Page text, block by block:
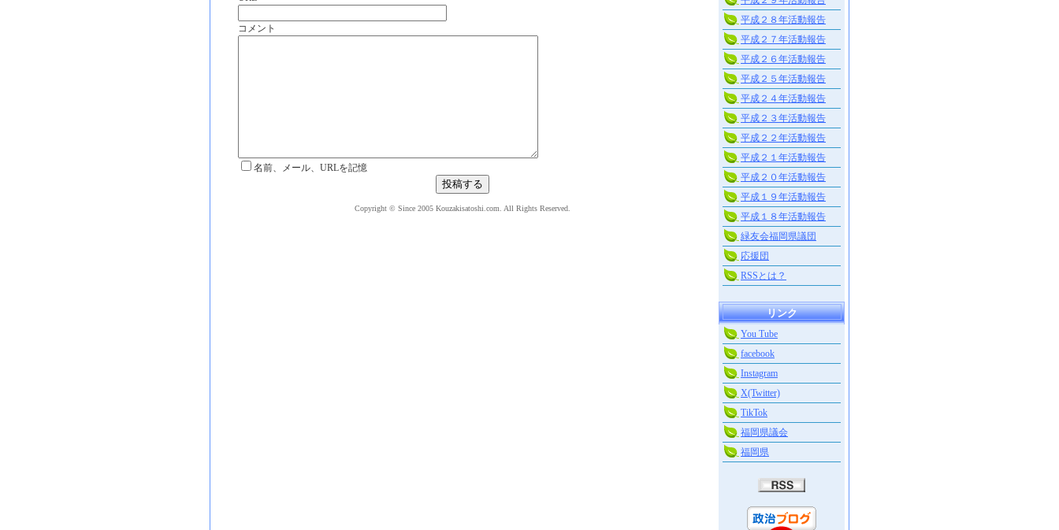
コメント
名前、メール、URLを記憶
Copyright © Since 2005 Kouzakisatoshi.com. All Rights Reserved.
平成２８年活動報告
平成２７年活動報告
平成２６年活動報告
平成２５年活動報告
平成２４年活動報告
平成２３年活動報告
平成２２年活動報告
平成２１年活動報告
平成２０年活動報告
平成１９年活動報告
平成１８年活動報告
緑友会福岡県議団
応援団
RSSとは？
リンク
You Tube
facebook
Instagram
X(Twitter)
TikTok
福岡県議会
福岡県